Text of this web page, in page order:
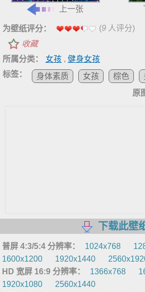
上一张
为壁纸评分： (9 人评分)
收藏
所属分类：
女孩 , 健身女孩
标签：
身体素质 女孩 棕色
原
下载此壁
普屏 4:3/5:4 分辨率： 1024x768
1600x1200
1920x1440
HD 宽屏 16:9 分辨率：
1366x768
1920x1080
2560x1440